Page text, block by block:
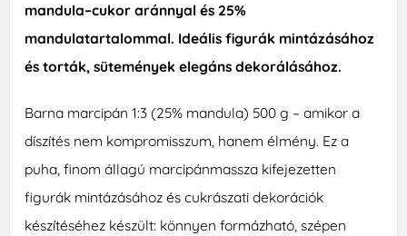
mandula–cukor aránnyal és 25%
mandulatartalommal. Ideális figurák mintázásához
és torták, sütemények elegáns dekorálásához.
Barna marcipán 1:3 (25% mandula) 500 g – amikor a
díszítés nem kompromisszum, hanem élmény. Ez a
puha, finom állagú marcipánmassza kifejezetten
figurák mintázásához és cukrászati dekorációk
készítéséhez készült: könnyen formázható, szépen